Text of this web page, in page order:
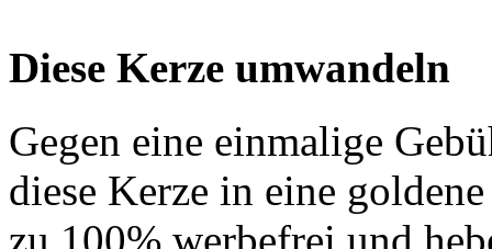
Diese Kerze umwandeln
Gegen eine einmalige
diese Kerze in eine
zu 100% werbefrei und